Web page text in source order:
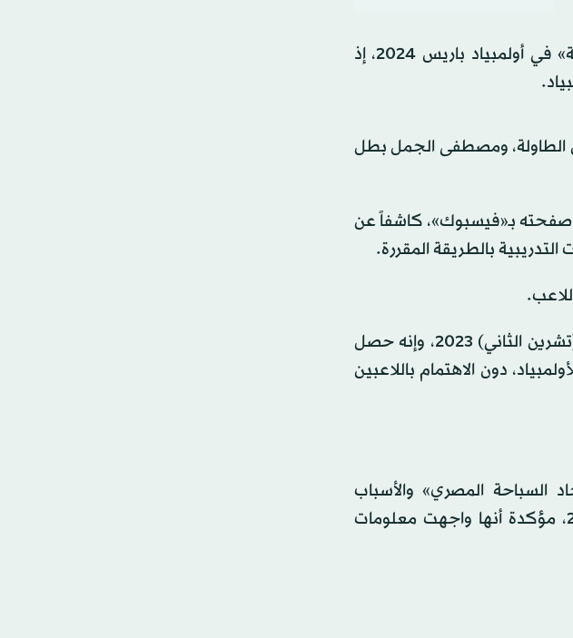
تواجه اتحادات الرياضات الفردية في مصر انتقادات بسبب تحقيق نتائج وُصفت بأنها «هزيلة» في أولمبياد باريس 2024، إذ
الطاولة، ومصطفى الجمل بطل
صفحته بـ«فيسبوك»، كاشفاً عن
بالطريقة المقررة.
فيما قال مصطفى الجمل في تصريحات متلفزة إنه «يلعب من دون مدرب منذ شهر نوفمبر (تشرين الثاني) 2023، وإنه حصل
دون الاهتمام باللاعبين
المصري» والأسباب
والملابسات التي أدت إلى عدم تأهلها للمشاركة في دورة الألعاب الأولمبية في باريس 2024، مؤكدة أنها واجهت معلومات